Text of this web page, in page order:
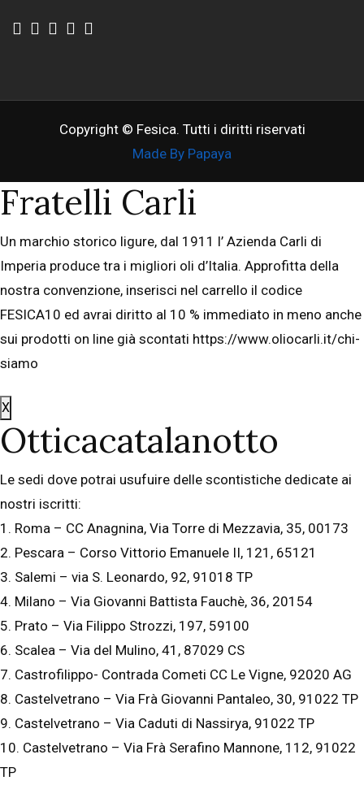
Copyright © Fesica. Tutti i diritti riservati
Made By Papaya
Fratelli Carli
Un marchio storico ligure, dal 1911 l’ Azienda Carli di
Imperia produce tra i migliori oli d’Italia. Approfitta della
nostra convenzione, inserisci nel carrello il codice
FESICA10 ed avrai diritto al 10 % immediato in meno anche
sui prodotti on line già scontati https://www.oliocarli.it/chi-
siamo
X
Otticacatalanotto
Le sedi dove potrai usufuire delle scontistiche dedicate ai
nostri iscritti:
1. Roma – CC Anagnina, Via Torre di Mezzavia, 35, 00173
2. Pescara – Corso Vittorio Emanuele II, 121, 65121
3. Salemi – via S. Leonardo, 92, 91018 TP
4. Milano – Via Giovanni Battista Fauchè, 36, 20154
5. Prato – Via Filippo Strozzi, 197, 59100
6. Scalea – Via del Mulino, 41, 87029 CS
7. Castrofilippo- Contrada Cometi CC Le Vigne, 92020 AG
8. Castelvetrano – Via Frà Giovanni Pantaleo, 30, 91022 TP
9. Castelvetrano – Via Caduti di Nassirya, 91022 TP
10. Castelvetrano – Via Frà Serafino Mannone, 112, 91022
TP